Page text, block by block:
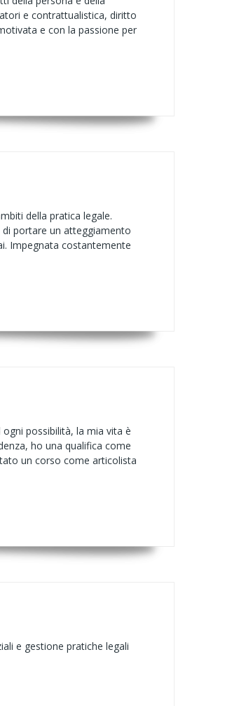
e contrattualistica, diritto
e con la passione per
della pratica legale.
portare un atteggiamento
Impegnata costantemente
possibilità, la mia vita è
ho una qualifica come
un corso come articolista
e gestione pratiche legali